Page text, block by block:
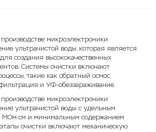
микроэлектроники
ультрачистой воды, которая является
создания высококачественных
Системы очистки включают
такие как обратный осмос,
и УФ-обеззараживание.
микроэлектроники
ультрачистой воды с удельным
МОм·см и минимальным содержанием
очистки включают механическую